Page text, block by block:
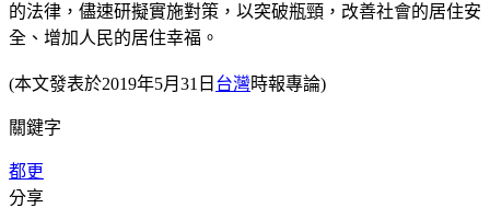
的法律，儘速研擬實施對策，以突破瓶頸，改善社會的居住安
全、增加人民的居住幸福。
(本文發表於2019年5月31日 台灣時報專論)
關鍵字
都更
分享